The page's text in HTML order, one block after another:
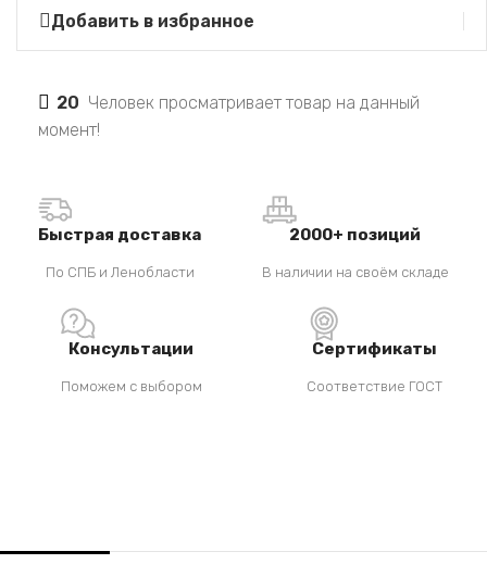
Добавить в избранное
20 Человек просматривает товар на данный
момент!
Быстрая доставка
По СПБ и Ленобласти
2000+ позиций
В наличии на своём складе
Консультации
Поможем с выбором
Сертификаты
Соответствие ГОСТ